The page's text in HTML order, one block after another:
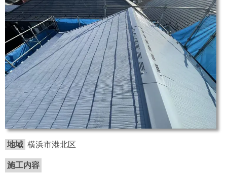
地域 横浜市港北区
施工内容